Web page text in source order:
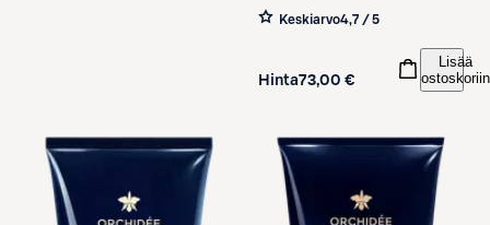
Keskiarvo4,7 / 5
Hinta73,00 €
Lisää
ostoskoriin